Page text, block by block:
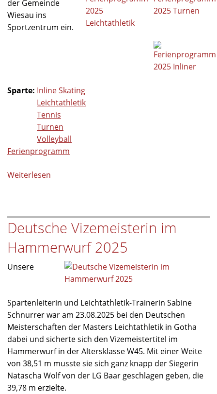
der Gemeinde
Wiesau ins
Sportzentrum ein.
Sparte: Inline Skating
Leichtathletik
Tennis
Turnen
Volleyball
Ferienprogramm
Weiterlesen
begeistert
Kinder
beim
Ferienprogramm
Gemeinde
Deutsche Vizemeisterin im
Hammerwurf 2025
Unsere
Spartenleiterin und Leichtathletik-Trainerin Sabine
Schnurrer war am 23.08.2025 bei den Deutschen
Meisterschaften der Masters Leichtathletik in Gotha
dabei und sicherte sich den Vizemeistertitel im
Hammerwurf in der Altersklasse W45. Mit einer Weite
von 38,51 m musste sie sich ganz knapp der Siegerin
Natascha Wolf von der LG Baar geschlagen geben, die
39,78 m erzielte.